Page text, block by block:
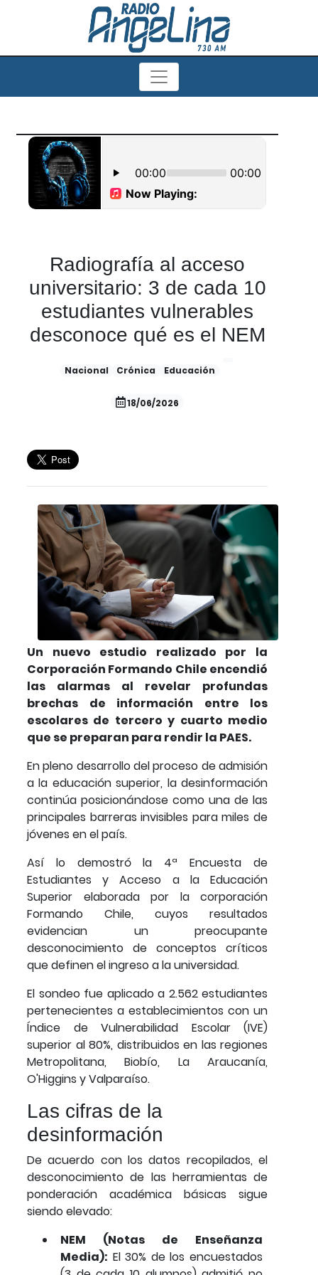
Radiografía al acceso
universitario: 3 de cada 10
estudiantes vulnerables
desconoce qué es el NEM
Nacional Crónica Educación
18/06/2026
Un nuevo estudio realizado por la
Corporación Formando Chile encendió
las alarmas al revelar profundas
brechas de información entre los
escolares de tercero y cuarto medio
que se preparan para rendir la PAES.
En pleno desarrollo del proceso de admisión
a la educación superior, la desinformación
continúa posicionándose como una de las
principales barreras invisibles para miles de
jóvenes en el país.
Así lo demostró la 4ª Encuesta de
Estudiantes y Acceso a la Educación
Superior elaborada por la corporación
Formando Chile, cuyos resultados
evidencian un preocupante
desconocimiento de conceptos críticos
que definen el ingreso a la universidad.
El sondeo fue aplicado a 2.562 estudiantes
pertenecientes a establecimientos con un
Índice de Vulnerabilidad Escolar (IVE)
superior al 80%, distribuidos en las regiones
Metropolitana, Biobío, La Araucanía,
O'Higgins y Valparaíso.
Las cifras de la
desinformación
De acuerdo con los datos recopilados, el
desconocimiento de las herramientas de
ponderación académica básicas sigue
siendo elevado:
NEM (Notas de Enseñanza
Media): El 30% de los encuestados